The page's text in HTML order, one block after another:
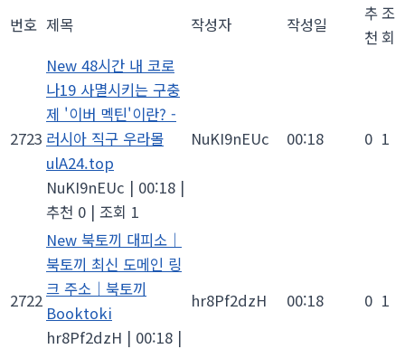
번호 제목 작성자 작성일
추
천
조
회
2723
New 48시간 내 코로
나19 사멸시키는 구충
제 '이버 멕틴'이란? -
러시아 직구 우라몰
ulA24.top
NuKI9nEUc | 00:18 |
추천 0 | 조회 1
NuKI9nEUc 00:18 0 1
2722
New 북토끼 대피소｜
북토끼 최신 도메인 링
크 주소｜북토끼
Booktoki
hr8Pf2dzH | 00:18 |
hr8Pf2dzH 00:18 0 1